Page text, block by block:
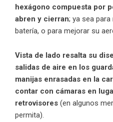
hexágono compuesta por
abren y cierran; ya sea
batería, o para mejorar su
Vista de lado resalta su
salidas de aire en los
manijas enrasadas en la
contar con cámaras en
retrovisores (en algunos
permita).